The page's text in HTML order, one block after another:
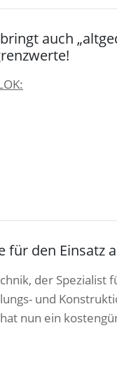
bringt auch
für den Einsatz
der Spezialist
und
nun ein